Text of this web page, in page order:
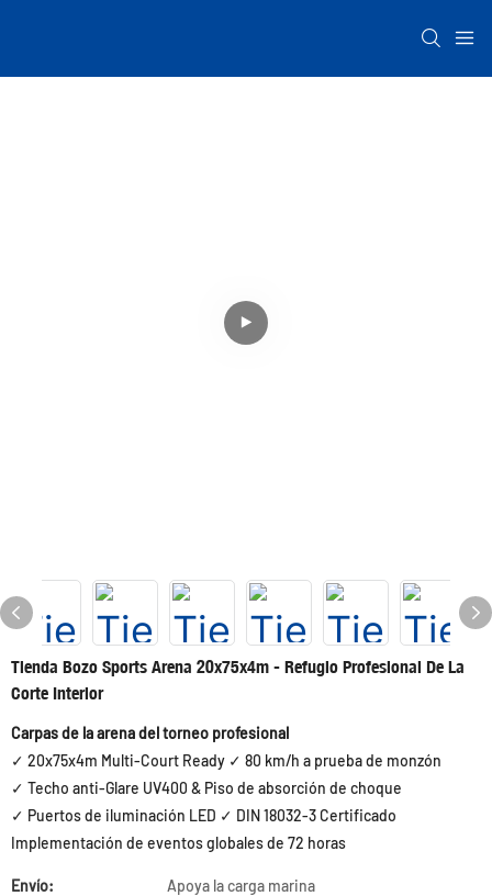
Tienda Bozo Sports Arena 20x75x4m - Refugio Profesional De La
Corte Interior
Carpas de la arena del torneo profesional
✓ 20x75x4m Multi-Court Ready ✓ 80 km/h a prueba de monzón
✓ Techo anti-Glare UV400 & Piso de absorción de choque
✓ Puertos de iluminación LED ✓ DIN 18032-3 Certificado
Implementación de eventos globales de 72 horas
Envío: Apoya la carga marina